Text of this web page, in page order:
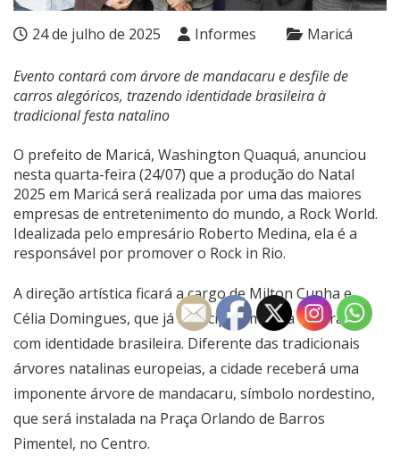
24 de julho de 2025 Informes Maricá
Evento contará com árvore de mandacaru e desfile de
carros alegóricos, trazendo identidade brasileira à
tradicional festa natalino
O prefeito de Maricá, Washington Quaquá, anunciou
nesta quarta-feira (24/07) que a produção do Natal
2025 em Maricá será realizada por uma das maiores
empresas de entretenimento do mundo, a Rock World.
Idealizada pelo empresário Roberto Medina, ela é a
responsável por promover o Rock in Rio.
A direção artística ficará a cargo de Milton Cunha e
Célia Domingues, que já anteciparam uma decoração
com identidade brasileira. Diferente das tradicionais
árvores natalinas europeias, a cidade receberá uma
imponente árvore de mandacaru, símbolo nordestino,
que será instalada na Praça Orlando de Barros
Pimentel, no Centro.